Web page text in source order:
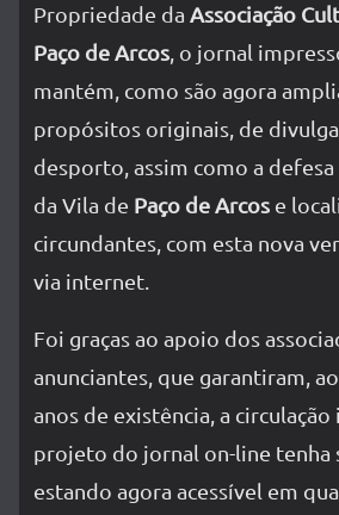
Propriedade da Associação
Paço de Arcos , o jornal
mantém, como são agora
propósitos originais, de
desporto, assim como a
da Vila de Paço de Arcos e
circundantes, com esta nova
via internet.
Foi graças ao apoio dos
anunciantes, que garantiram,
anos de existência, a
projeto do jornal on-line tenha
estando agora acessível em